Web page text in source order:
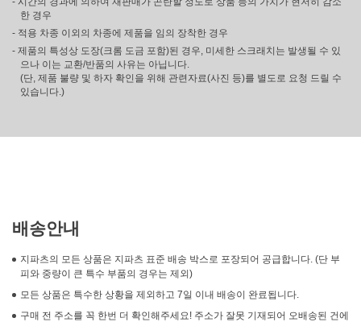
한 경우
- 적용 차종 이외의 차종에 제품을 임의 장착한 경우
- 제품의 특성상 도장(크롬 도금 포함)된 경우, 미세한 스크래치는 발생될 수 있
으나 이는 교환/반품의 사유는 아닙니다.
(단, 제품 불량 및 하자 확인을 위해 관련자료(사진 등)를 별도로 요청 드릴 수
있습니다.)
배송안내
지파츠의 모든 상품은 지파츠 표준 배송 박스로 포장되어 공급합니다. (단 부
피와 중량이 큰 특수 부품의 경우는 제외)
모든 상품은 특수한 상황을 제외하고 7일 이내 배송이 완료됩니다.
구매 전 주소를 꼭 한번 더 확인해주세요! 주소가 잘못 기재되어 오배송된 건에